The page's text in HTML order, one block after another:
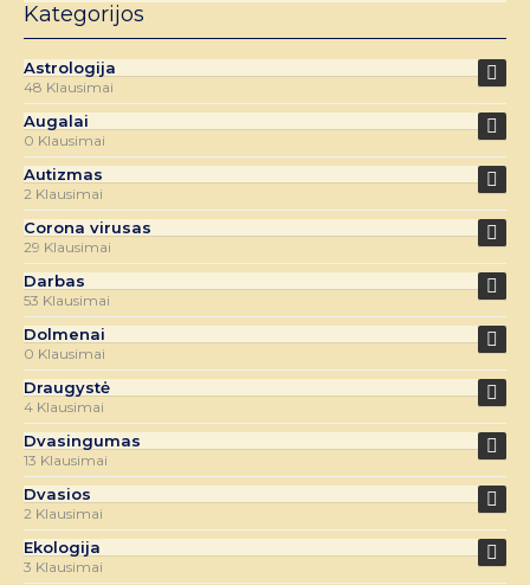
Kategorijos
Astrologija
48 Klausimai
Augalai
0 Klausimai
Autizmas
2 Klausimai
Corona virusas
29 Klausimai
Darbas
53 Klausimai
Dolmenai
0 Klausimai
Draugystė
4 Klausimai
Dvasingumas
13 Klausimai
Dvasios
2 Klausimai
Ekologija
3 Klausimai